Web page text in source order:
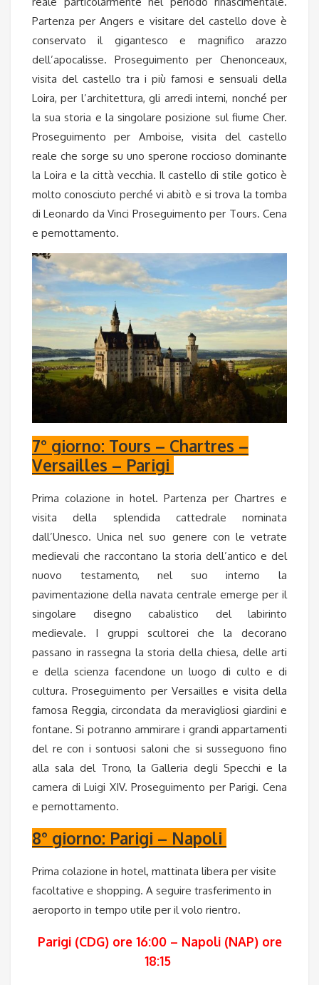
Partenza per Angers e visitare del castello dove è
conservato il gigantesco e magnifico arazzo
dell’apocalisse. Proseguimento per Chenonceaux,
visita del castello tra i più famosi e sensuali della
Loira, per l’architettura, gli arredi interni, nonché per
la sua storia e la singolare posizione sul fiume Cher.
Proseguimento per Amboise, visita del castello
reale che sorge su uno sperone roccioso dominante
la Loira e la città vecchia. Il castello di stile gotico è
molto conosciuto perché vi abitò e si trova la tomba
di Leonardo da Vinci Proseguimento per Tours. Cena
e pernottamento.
7° giorno: Tours – Chartres –
Versailles – Parigi
Prima colazione in hotel. Partenza per Chartres e
visita della splendida cattedrale nominata
dall’Unesco. Unica nel suo genere con le vetrate
medievali che raccontano la storia dell’antico e del
nuovo testamento, nel suo interno la
pavimentazione della navata centrale emerge per il
singolare disegno cabalistico del labirinto
medievale. I gruppi scultorei che la decorano
passano in rassegna la storia della chiesa, delle arti
e della scienza facendone un luogo di culto e di
cultura. Proseguimento per Versailles e visita della
famosa Reggia, circondata da meravigliosi giardini e
fontane. Si potranno ammirare i grandi appartamenti
del re con i sontuosi saloni che si susseguono fino
alla sala del Trono, la Galleria degli Specchi e la
camera di Luigi XIV. Proseguimento per Parigi. Cena
e pernottamento.
8° giorno: Parigi – Napoli
Prima colazione in hotel, mattinata libera per visite
facoltative e shopping. A seguire trasferimento in
aeroporto in tempo utile per il volo rientro.
Parigi (CDG) ore 16:00 – Napoli (NAP) ore
18:15